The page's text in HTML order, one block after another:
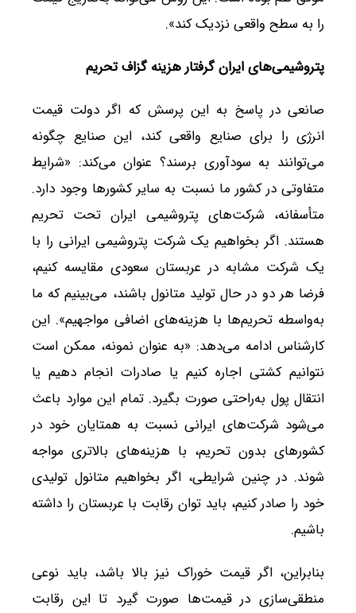
را به سطح واقعی نزدیک کند».
پتروشیمی‌های ایران گرفتار هزینه گزاف تحریم
صانعی در پاسخ به این پرسش که اگر دولت قیمت
انرژی را برای صنایع واقعی کند، این صنایع چگونه
می‌توانند به سودآوری برسند؟ عنوان می‌کند: «شرایط
متفاوتی در کشور ما نسبت به سایر کشورها وجود دارد.
متأسفانه، شرکت‌های پتروشیمی ایران تحت تحریم
هستند. اگر بخواهیم یک شرکت پتروشیمی ایرانی را با
یک شرکت مشابه در عربستان سعودی مقایسه کنیم،
فرضا هر دو در حال تولید متانول باشند، می‌بینیم که ما
به‌واسطه تحریم‌ها با هزینه‌های اضافی مواجهیم». این
کارشناس ادامه می‌دهد: «به عنوان نمونه، ممکن است
نتوانیم کشتی اجاره کنیم یا صادرات انجام دهیم یا
انتقال پول به‌راحتی صورت بگیرد. تمام این موارد باعث
می‌شود شرکت‌های ایرانی نسبت به همتایان خود در
کشورهای بدون تحریم، با هزینه‌های بالاتری مواجه
شوند. در چنین شرایطی، اگر بخواهیم متانول تولیدی
خود را صادر کنیم، باید توان رقابت با عربستان را داشته
باشیم.
بنابراین، اگر قیمت خوراک نیز بالا باشد، باید نوعی
منطقی‌سازی در قیمت‌ها صورت گیرد تا این رقابت